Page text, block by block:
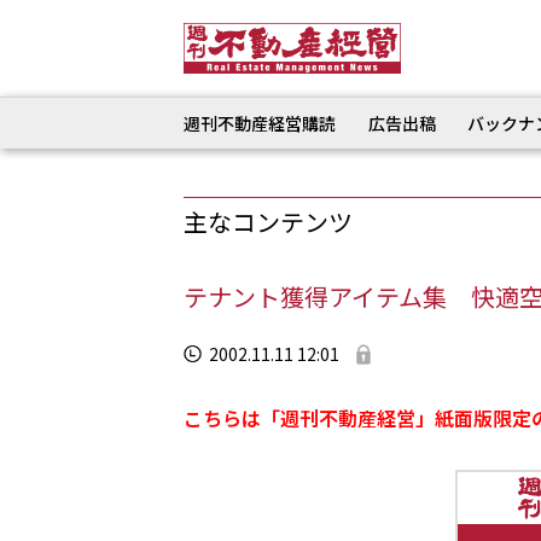
週刊不動産経営購読 広告出稿 バック
主なコンテンツ
テナント獲得アイテム集 快適
2002.11.11 12:01
こちらは「週刊不動産経営」紙面版限定